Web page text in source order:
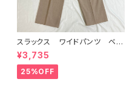
スラックス ワイドパンツ ベー
ジュ
¥3,735
25%OFF